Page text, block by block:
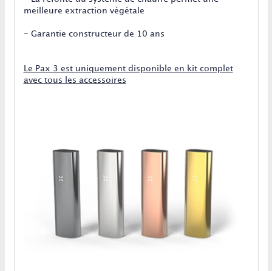
meilleure extraction végétale
- Garantie constructeur de 10 ans
Le Pax 3 est uniquement disponible en kit complet
avec tous les accessoires